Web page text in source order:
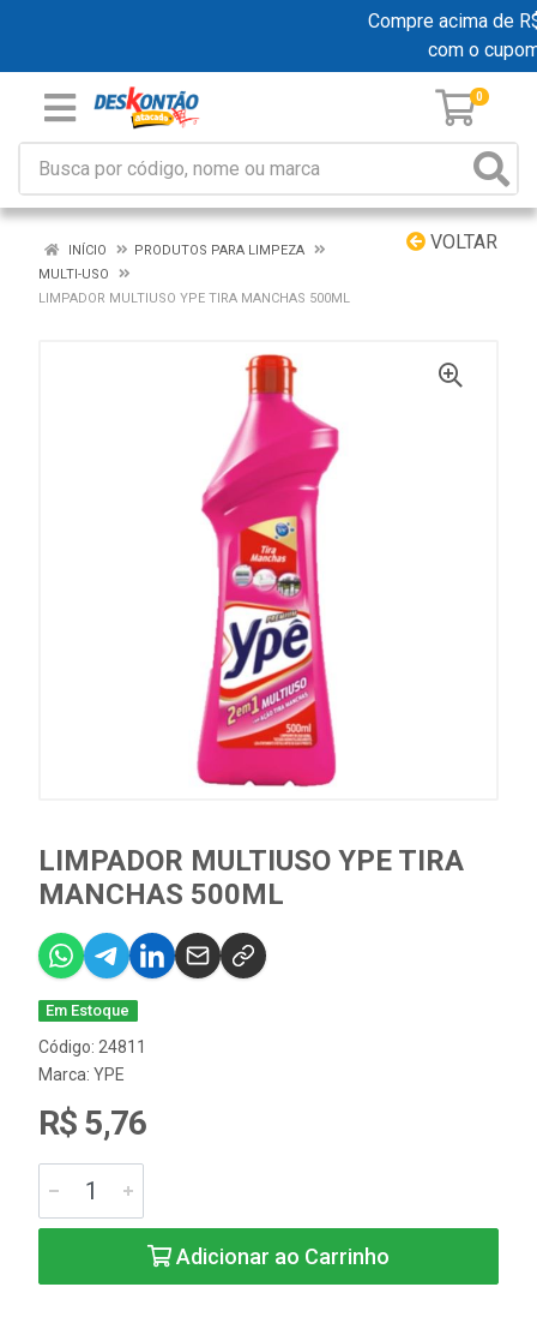
Compre acima de
com o
0
VOLTAR
INÍCIO
PRODUTOS PARA LIMPEZA
MULTI-USO
LIMPADOR MULTIUSO YPE TIRA MANCHAS 500ML
LIMPADOR MULTIUSO YPE TIRA
MANCHAS 500ML
Em Estoque
Código: 24811
Marca: YPE
R$ 5,76
Adicionar ao Carrinho